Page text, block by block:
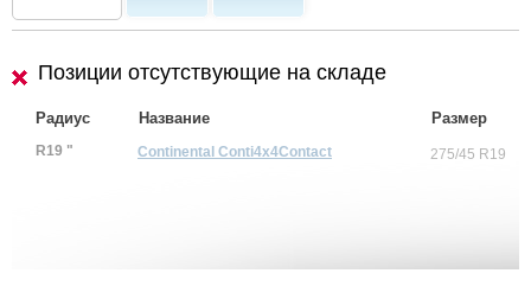
Позиции отсутствующие на складе
Радиус Название Размер
R19 " Continental Conti4x4Contact 275/45 R19